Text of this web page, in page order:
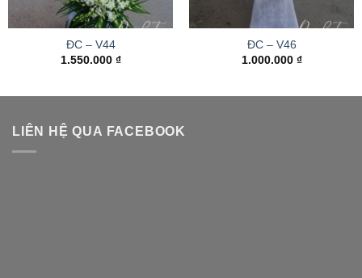
ĐC – V44
1.550.000 ₫
ĐC – V46
1.000.000 ₫
LIÊN HỆ QUA FACEBOOK